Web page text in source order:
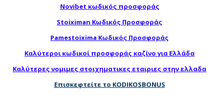
Novibet κωδικός προσφοράς
Stoiximan Κωδικός Προσφοράς
Pamestoixima Κωδικός Προσφοράς
Καλύτεροι κωδικοί προσφοράς καζίνο για Ελλάδα
Καλύτερες νομιμες στοιχηματικες εταιριες στην ελλαδα
Επισκεφτείτε το KODIKOSBONUS